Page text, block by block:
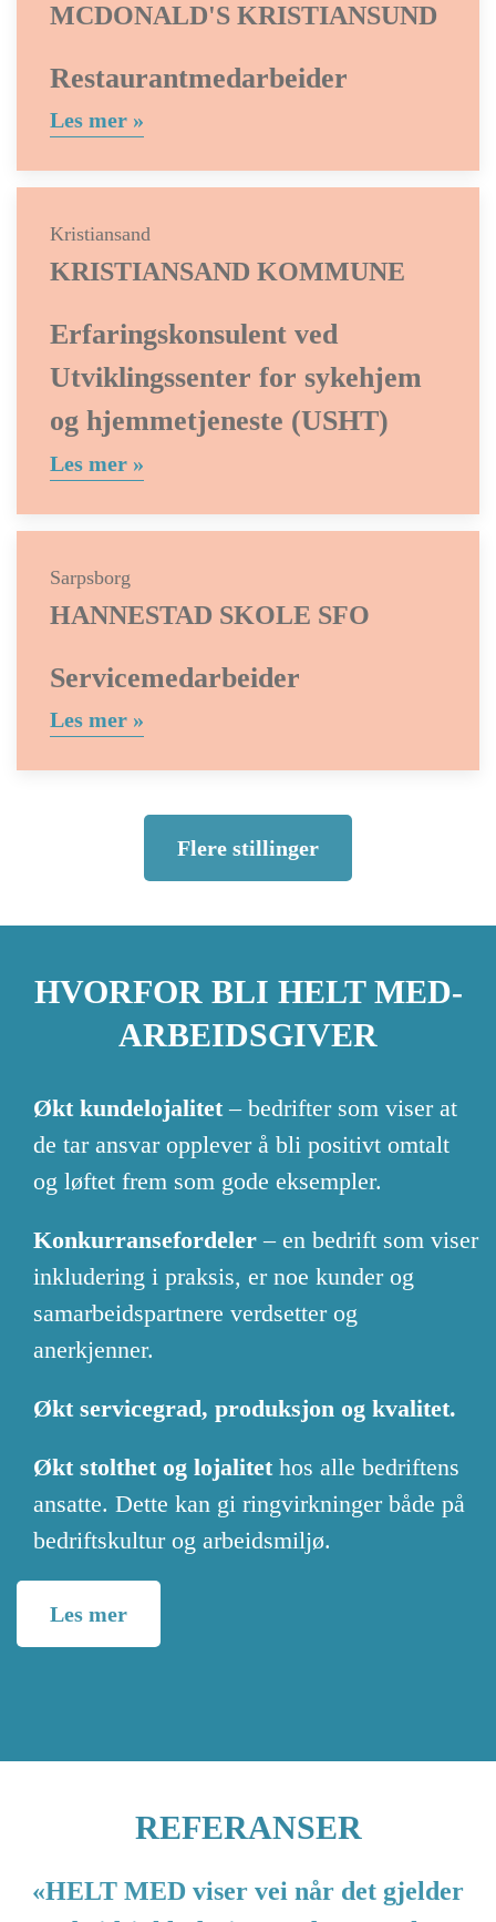
MCDONALD'S KRISTIANSUND
Restaurantmedarbeider
Les mer »
Kristiansand
KRISTIANSAND KOMMUNE
Erfaringskonsulent ved
Utviklingssenter for sykehjem
og hjemmetjeneste (USHT)
Les mer »
Sarpsborg
HANNESTAD SKOLE SFO
Servicemedarbeider
Les mer »
Flere stillinger
HVORFOR BLI HELT MED-
ARBEIDSGIVER
Økt kundelojalitet – bedrifter som viser at
de tar ansvar opplever å bli positivt omtalt
og løftet frem som gode eksempler.
Konkurransefordeler – en bedrift som viser
inkludering i praksis, er noe kunder og
samarbeidspartnere verdsetter og
anerkjenner.
Økt servicegrad, produksjon og kvalitet.
Økt stolthet og lojalitet hos alle bedriftens
ansatte. Dette kan gi ringvirkninger både på
bedriftskultur og arbeidsmiljø.
Les mer
REFERANSER
«HELT MED viser vei når det gjelder